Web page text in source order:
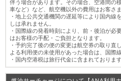
伴う場合があります。その場合、空港間の
車など）など、航空機以外の費用はお客さ
・地上公共交通機関の遅延等により国内線
しは承れません。
・国際線の発着時刻により、前・後泊が必
はお客様の手配・ご負担となります。
・予約完了後の便の変更は航空券の取り直
よる利用便の未使用があった場合は、国際
・国内空港税は旅行代金に含まれております